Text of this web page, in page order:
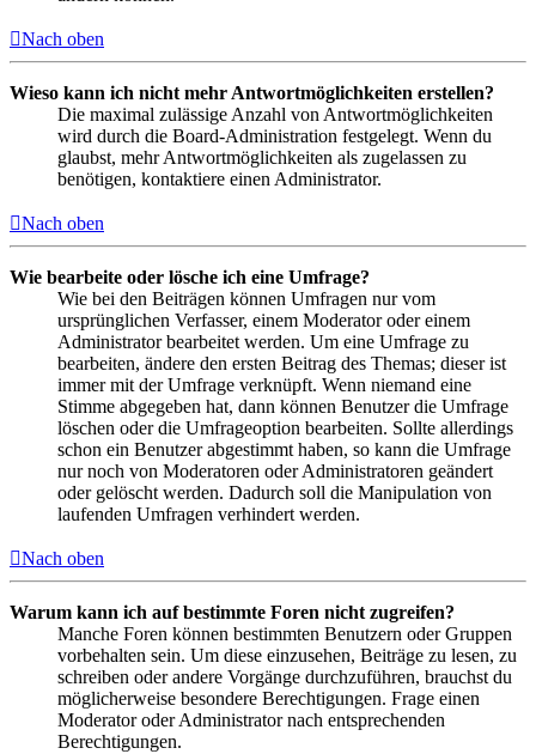
Nach oben
Wieso kann ich nicht mehr Antwortmöglichkeiten erstellen?
Die maximal zulässige Anzahl von Antwortmöglichkeiten
wird durch die Board-Administration festgelegt. Wenn du
glaubst, mehr Antwortmöglichkeiten als zugelassen zu
benötigen, kontaktiere einen Administrator.
Nach oben
Wie bearbeite oder lösche ich eine Umfrage?
Wie bei den Beiträgen können Umfragen nur vom
ursprünglichen Verfasser, einem Moderator oder einem
Administrator bearbeitet werden. Um eine Umfrage zu
bearbeiten, ändere den ersten Beitrag des Themas; dieser ist
immer mit der Umfrage verknüpft. Wenn niemand eine
Stimme abgegeben hat, dann können Benutzer die Umfrage
löschen oder die Umfrageoption bearbeiten. Sollte allerdings
schon ein Benutzer abgestimmt haben, so kann die Umfrage
nur noch von Moderatoren oder Administratoren geändert
oder gelöscht werden. Dadurch soll die Manipulation von
laufenden Umfragen verhindert werden.
Nach oben
Warum kann ich auf bestimmte Foren nicht zugreifen?
Manche Foren können bestimmten Benutzern oder Gruppen
vorbehalten sein. Um diese einzusehen, Beiträge zu lesen, zu
schreiben oder andere Vorgänge durchzuführen, brauchst du
möglicherweise besondere Berechtigungen. Frage einen
Moderator oder Administrator nach entsprechenden
Berechtigungen.